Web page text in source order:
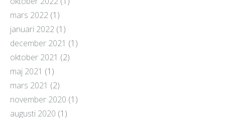
mars 2022 (1)
januari 2022 (1)
december 2021 (1)
oktober 2021 (2)
maj 2021 (1)
mars 2021 (2)
november 2020 (1)
augusti 2020 (1)